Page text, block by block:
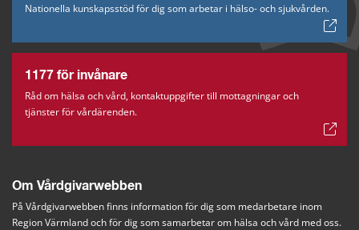
Nationella kunskapsstöd för dig som arbetar i hälso- och sjukvården.
1177 för invånare
Råd om hälsa och vård, kontaktuppgifter till mottagningar och
tjänster för vårdärenden.
Om Vårdgivarwebben
På Vårdgivarwebben finns information för dig som medarbetare inom
Region Värmland och för dig som samarbetar om hälsa och vård med oss.